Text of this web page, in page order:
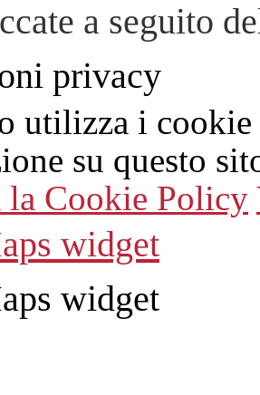
a seguito
privacy
utilizza i
su questo
la Cookie Policy
widget
widget